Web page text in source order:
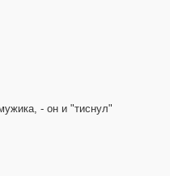
- он и "тиснул"